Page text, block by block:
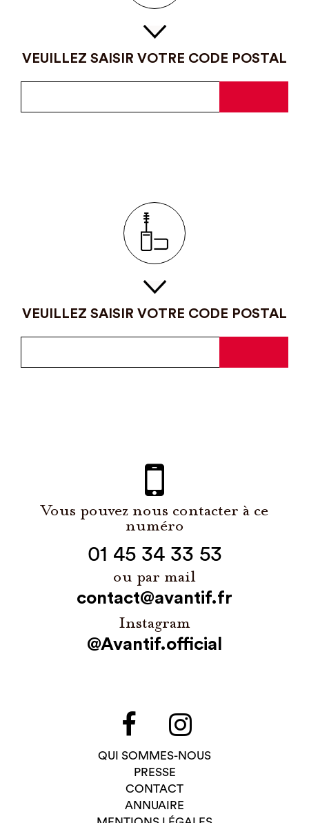
VEUILLEZ SAISIR VOTRE CODE POSTAL
VEUILLEZ SAISIR VOTRE CODE POSTAL
Vous pouvez nous contacter à ce
numéro
01 45 34 33 53
ou par mail
contact@avantif.fr
Instagram
@Avantif.official
QUI SOMMES-NOUS
PRESSE
CONTACT
ANNUAIRE